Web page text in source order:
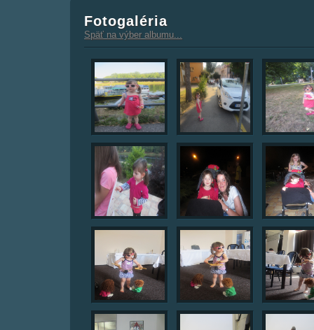
Fotogaléria
Späť na výber albumu...